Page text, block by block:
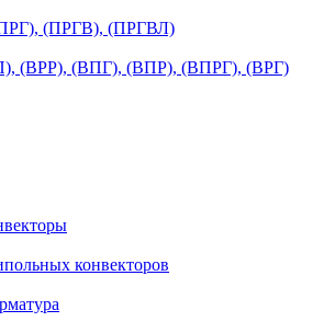
(ПРГВ), (ПРГВЛ)
(ВРР), (ВПГ), (ВПР), (ВПРГ), (ВРГ)
конвекторов